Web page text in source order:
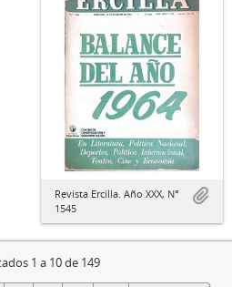
Revista Ercilla. Año XXX, N°
1545
1 a 10 de 149